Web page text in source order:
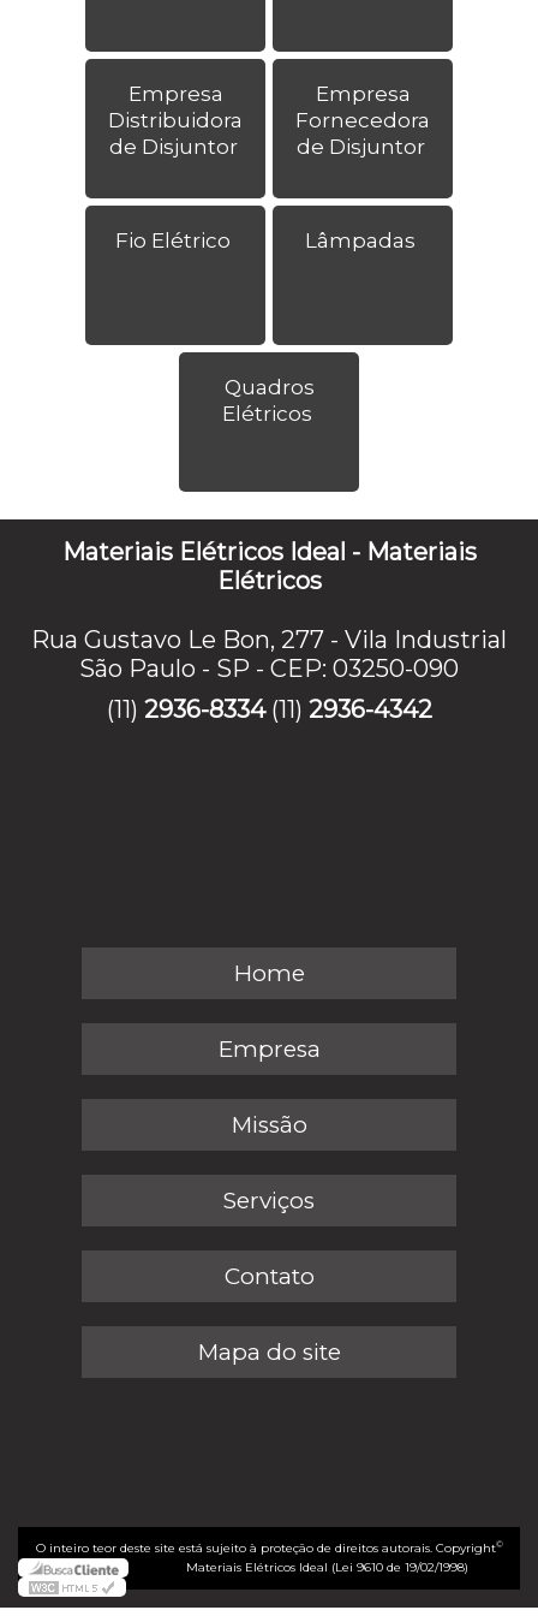
Empresa
Distribuidora
de Disjuntor
Empresa
Fornecedora
de Disjuntor
Fio Elétrico Lâmpadas
Quadros
Elétricos
Materiais Elétricos Ideal - Materiais
Elétricos
Rua Gustavo Le Bon, 277 - Vila Industrial
São Paulo - SP - CEP: 03250-090
(11) 2936-8334 (11) 2936-4342
Home
Empresa
Missão
Serviços
Contato
Mapa do site
O inteiro teor deste site está sujeito à proteção de direitos autorais. Copyright©
Materiais Elétricos Ideal (Lei 9610 de 19/02/1998)